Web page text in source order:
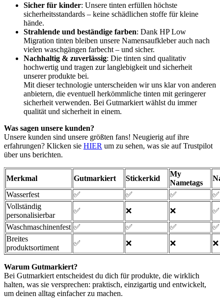
Sicher für kinder: Unsere tinten erfüllen höchste
sicherheitsstandards – keine schädlichen stoffe für kleine
hände.
Strahlende und beständige farben: Dank HP Low
Migration tinten bleiben unsere Namensaufkleber auch nach
vielen waschgängen farbecht – und sicher.
Nachhaltig & zuverlässig: Die tinten sind qualitativ
hochwertig und tragen zur langlebigkeit und sicherheit
unserer produkte bei.
Mit dieser technologie unterscheiden wir uns klar von anderen
anbietern, die eventuell herkömmliche tinten mit geringerer
sicherheit verwenden. Bei Gutmarkiert wählst du immer
qualität und sicherheit in einem.
Was sagen unsere kunden?
Unsere kunden sind unsere größten fans! Neugierig auf ihre
erfahrungen? Klicken sie HIER um zu sehen, was sie auf Trustpilot
über uns berichten.
Merkmal Gutmarkiert Stickerkid
My
Nametags
Wasserfest
✅ ✅ ✅
✅
Vollständig
personalisierbar
✅ ❌ ❌
✅
Waschmaschinenfest ✅ ✅ ✅
✅
Breites
produktsortiment
✅ ❌ ❌ ❌
Warum Gutmarkiert?
Bei Gutmarkiert entscheidest du dich für produkte, die wirklich
halten, was sie versprechen: praktisch, einzigartig und entwickelt,
um deinen alltag einfacher zu machen.